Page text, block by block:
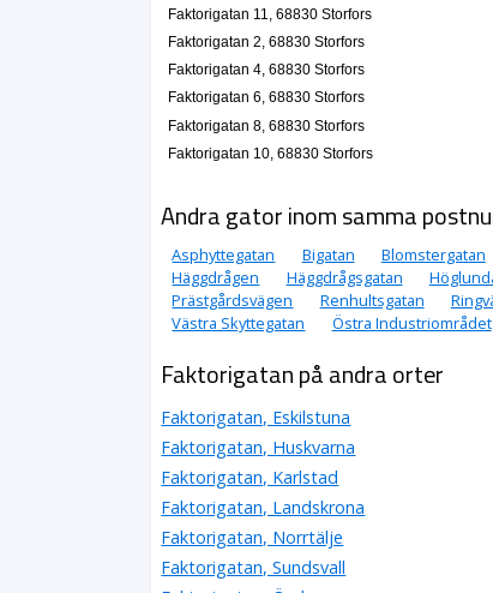
Faktorigatan 11, 68830 Storfors
Faktorigatan 2, 68830 Storfors
Faktorigatan 4, 68830 Storfors
Faktorigatan 6, 68830 Storfors
Faktorigatan 8, 68830 Storfors
Faktorigatan 10, 68830 Storfors
Andra gator inom samma
Asphyttegatan Bigatan Blomstergatan
Häggdrågen
Häggdrågsgatan
Prästgårdsvägen
Renhultsgatan
Västra Skyttegatan
Östra Industriområdet
Faktorigatan på andra orter
Faktorigatan, Eskilstuna
Faktorigatan, Huskvarna
Faktorigatan, Karlstad
Faktorigatan, Landskrona
Faktorigatan, Norrtälje
Faktorigatan, Sundsvall